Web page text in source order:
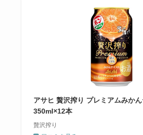
アサヒ 贅沢搾り プレミアムみか
350ml×12本
贅沢搾り